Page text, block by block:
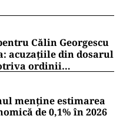
Călin Georgescu
acuzațiile din dosarul
ordinii
menține estimarea
de 0,1% în 2026